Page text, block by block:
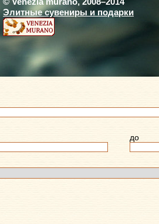
Элитные сувениры и подарки
до